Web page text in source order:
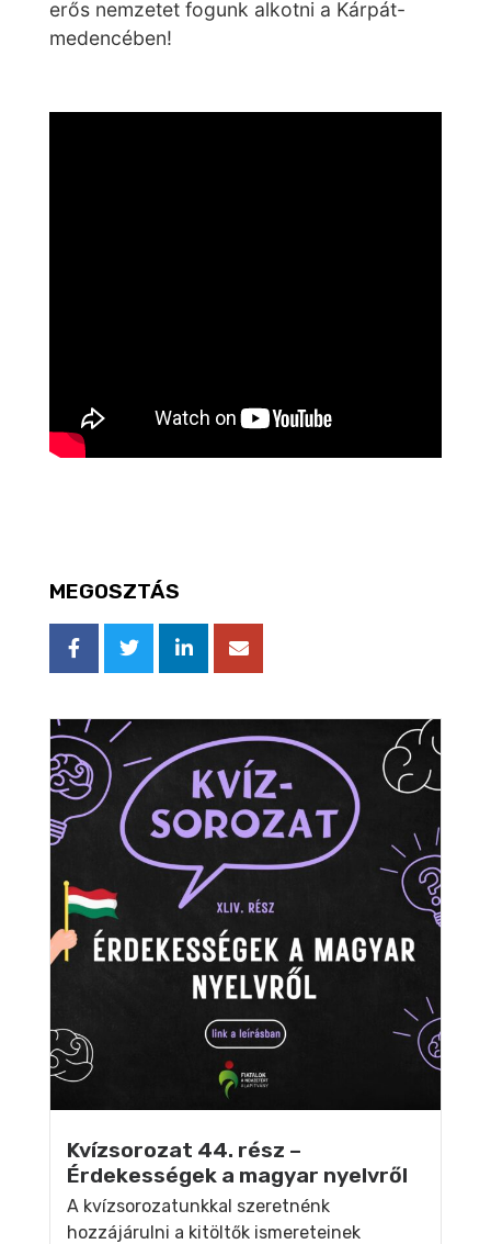
erős nemzetet fogunk alkotni a Kárpát-
medencében!
MEGOSZTÁS
Kvízsorozat 44. rész –
Érdekességek a magyar nyelvről
A kvízsorozatunkkal szeretnénk
hozzájárulni a kitöltők ismereteinek